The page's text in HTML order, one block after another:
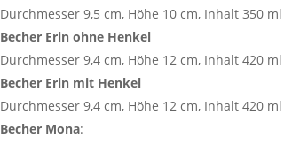
Durchmesser 9,5 cm, Höhe 10 cm, Inhalt 350 ml
Becher Erin ohne Henkel
Durchmesser 9,4 cm, Höhe 12 cm, Inhalt 420 ml
Becher Erin mit Henkel
Durchmesser 9,4 cm, Höhe 12 cm, Inhalt 420 ml
Becher Mona: